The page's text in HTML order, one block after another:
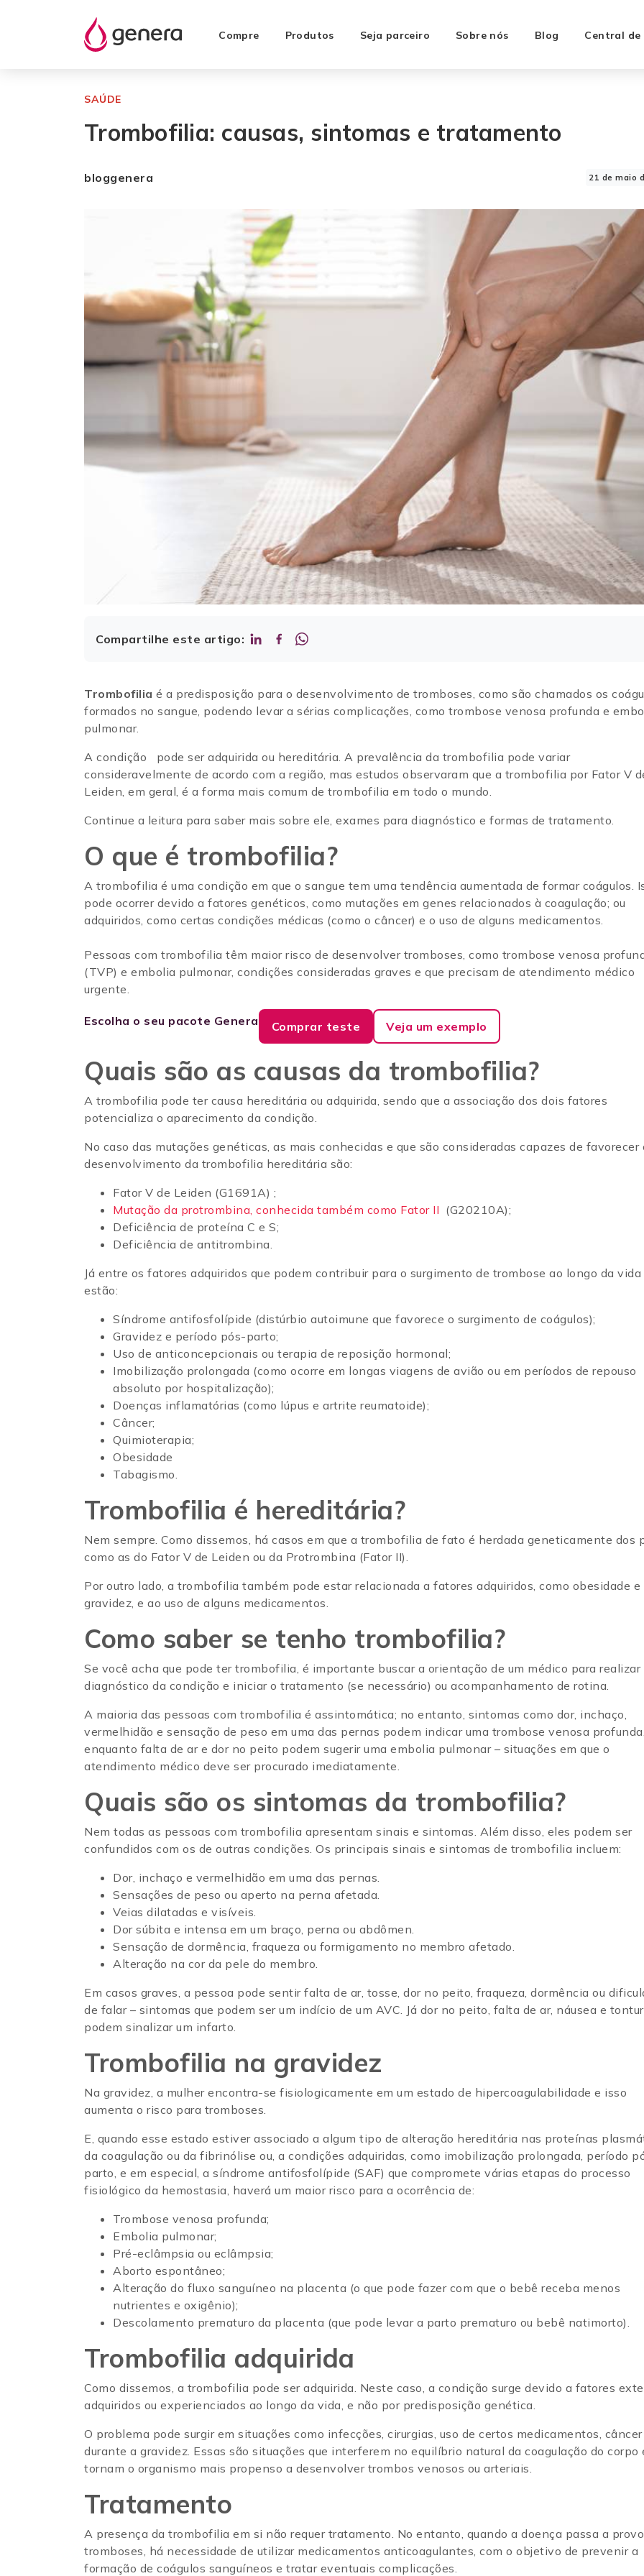
Compre Produtos Seja parceiro Sobre nós Blog Central de
SAÚDE
Trombofilia: causas, sintomas e tratamento
bloggenera 21 de maio
Compartilhe este artigo:
Trombofilia é a predisposição para o desenvolvimento de tromboses, como são chamados os
formados no sangue, podendo levar a sérias complicações, como trombose venosa profunda e
pulmonar.
A condição pode ser adquirida ou hereditária. A prevalência da trombofilia pode variar
consideravelmente de acordo com a região, mas estudos observaram que a trombofilia por Fator V
Leiden, em geral, é a forma mais comum de trombofilia em todo o mundo.
Continue a leitura para saber mais sobre ele, exames para diagnóstico e formas de tratamento.
O que é trombofilia?
A trombofilia é uma condição em que o sangue tem uma tendência aumentada de formar coágulos.
pode ocorrer devido a fatores genéticos, como mutações em genes relacionados à coagulação; ou
adquiridos, como certas condições médicas (como o câncer) e o uso de alguns medicamentos.
Pessoas com trombofilia têm maior risco de desenvolver tromboses, como trombose venosa
(TVP) e embolia pulmonar, condições consideradas graves e que precisam de atendimento médico
urgente.
Escolha o seu pacote Genera Comprar teste Veja um exemplo
Quais são as causas da trombofilia?
A trombofilia pode ter causa hereditária ou adquirida, sendo que a associação dos dois fatores
potencializa o aparecimento da condição.
No caso das mutações genéticas, as mais conhecidas e que são consideradas capazes de favorecer
desenvolvimento da trombofilia hereditária são:
Fator V de Leiden (G1691A) ;
Mutação da protrombina, conhecida também como Fator II (G20210A);
Deficiência de proteína C e S;
Deficiência de antitrombina.
Já entre os fatores adquiridos que podem contribuir para o surgimento de trombose ao longo da vida
estão:
Síndrome antifosfolípide (distúrbio autoimune que favorece o surgimento de coágulos);
Gravidez e período pós-parto;
Uso de anticoncepcionais ou terapia de reposição hormonal;
Imobilização prolongada (como ocorre em longas viagens de avião ou em períodos de repouso
absoluto por hospitalização);
Doenças inflamatórias (como lúpus e artrite reumatoide);
Câncer;
Quimioterapia;
Obesidade
Tabagismo.
Trombofilia é hereditária?
Nem sempre. Como dissemos, há casos em que a trombofilia de fato é herdada geneticamente dos
como as do Fator V de Leiden ou da Protrombina (Fator II).
Por outro lado, a trombofilia também pode estar relacionada a fatores adquiridos, como obesidade e
gravidez, e ao uso de alguns medicamentos.
Como saber se tenho trombofilia?
Se você acha que pode ter trombofilia, é importante buscar a orientação de um médico para realizar
diagnóstico da condição e iniciar o tratamento (se necessário) ou acompanhamento de rotina.
A maioria das pessoas com trombofilia é assintomática; no entanto, sintomas como dor, inchaço,
vermelhidão e sensação de peso em uma das pernas podem indicar uma trombose venosa
enquanto falta de ar e dor no peito podem sugerir uma embolia pulmonar – situações em que o
atendimento médico deve ser procurado imediatamente.
Quais são os sintomas da trombofilia?
Nem todas as pessoas com trombofilia apresentam sinais e sintomas. Além disso, eles podem ser
confundidos com os de outras condições. Os principais sinais e sintomas de trombofilia incluem:
Dor, inchaço e vermelhidão em uma das pernas.
Sensações de peso ou aperto na perna afetada.
Veias dilatadas e visíveis.
Dor súbita e intensa em um braço, perna ou abdômen.
Sensação de dormência, fraqueza ou formigamento no membro afetado.
Alteração na cor da pele do membro.
Em casos graves, a pessoa pode sentir falta de ar, tosse, dor no peito, fraqueza, dormência ou
de falar – sintomas que podem ser um indício de um AVC. Já dor no peito, falta de ar, náusea e
podem sinalizar um infarto.
Trombofilia na gravidez
Na gravidez, a mulher encontra-se fisiologicamente em um estado de hipercoagulabilidade e isso
aumenta o risco para tromboses.
E, quando esse estado estiver associado a algum tipo de alteração hereditária nas proteínas
da coagulação ou da fibrinólise ou, a condições adquiridas, como imobilização prolongada, período
parto, e em especial, a síndrome antifosfolípide (SAF) que compromete várias etapas do processo
fisiológico da hemostasia, haverá um maior risco para a ocorrência de:
Trombose venosa profunda;
Embolia pulmonar;
Pré-eclâmpsia ou eclâmpsia;
Aborto espontâneo;
Alteração do fluxo sanguíneo na placenta (o que pode fazer com que o bebê receba menos
nutrientes e oxigênio);
Descolamento prematuro da placenta (que pode levar a parto prematuro ou bebê natimorto).
Trombofilia adquirida
Como dissemos, a trombofilia pode ser adquirida. Neste caso, a condição surge devido a fatores
adquiridos ou experienciados ao longo da vida, e não por predisposição genética.
O problema pode surgir em situações como infecções, cirurgias, uso de certos medicamentos,
durante a gravidez. Essas são situações que interferem no equilíbrio natural da coagulação do corpo
tornam o organismo mais propenso a desenvolver trombos venosos ou arteriais.
Tratamento
A presença da trombofilia em si não requer tratamento. No entanto, quando a doença passa a
tromboses, há necessidade de utilizar medicamentos anticoagulantes, com o objetivo de prevenir a
formação de coágulos sanguíneos e tratar eventuais complicações.